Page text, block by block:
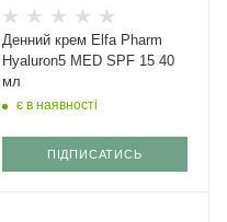
Денний крем Elfa Pharm
Hyaluron5 MED SPF 15 40
мл
є в наявності
ПІДПИСАТИСЬ